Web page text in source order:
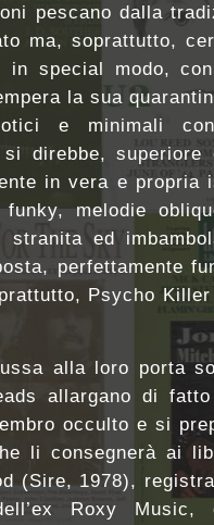
pescano dalla
ma, soprattutto,
in special modo,
la sua
e minimali
direbbe,
in vera e propria
melodie
stranita ed
perfettamente
Psycho
alla loro porta
allargano di
occulto e si
li consegnerà ai
(Sire, 1978),
Roxy Music,